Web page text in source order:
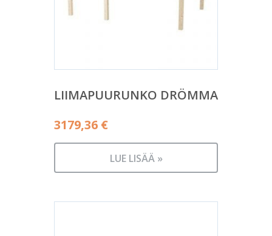
LIIMAPUURUNKO DRÖMMA
3179,36 €
LUE LISÄÄ »